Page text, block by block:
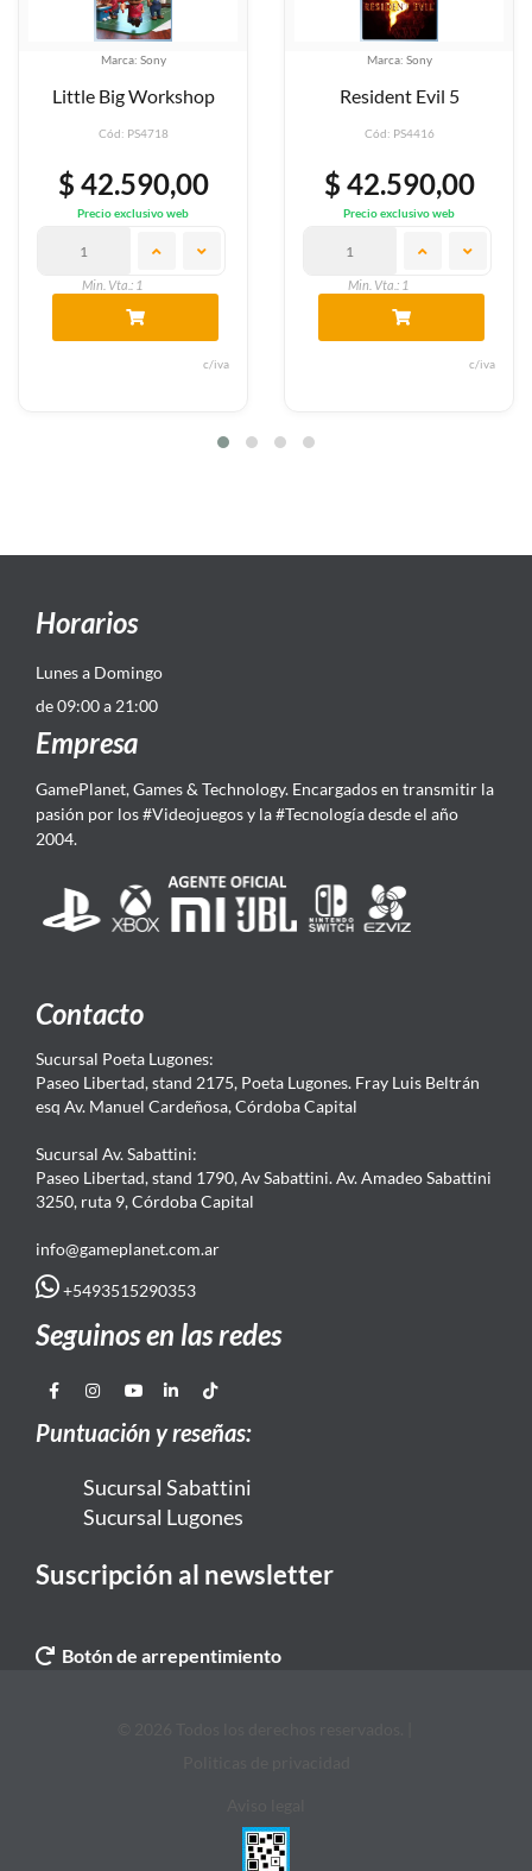
Resident Evil 5
$ 42.590,00
Official
$
Horarios
Lunes a Domingo
de 09:00 a 21:00
Empresa
GamePlanet, Games & Technology. Encargados en transmitir la
pasión por los #Videojuegos y la #Tecnología desde el año
2004.
Contacto
Sucursal Poeta Lugones:
Paseo Libertad, stand 2175, Poeta Lugones. Fray Luis Beltrán
esq Av. Manuel Cardeñosa, Córdoba Capital
Sucursal Av. Sabattini:
Paseo Libertad, stand 1790, Av Sabattini. Av. Amadeo Sabattini
3250, ruta 9, Córdoba Capital
info@gameplanet.com.ar
+5493515290353
Seguinos en las redes
Puntuación y reseñas:
Sucursal Sabattini
Sucursal Lugones
Suscripción al newsletter
Botón de arrepentimiento